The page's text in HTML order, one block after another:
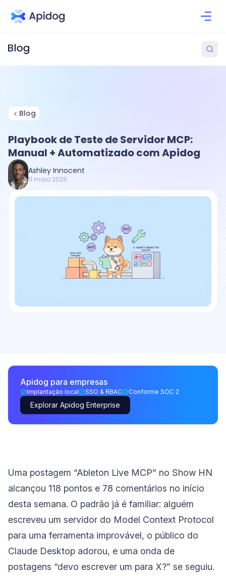
Blog
Playbook de Teste de Servidor MCP:
Manual + Automatizado com Apidog
Ashley Innocent
11 maio 2026
Apidog para empresas
Implantação local SSO & RBAC Conforme SOC 2
Explorar Apidog Enterprise
Uma postagem “Ableton Live MCP” no Show HN
alcançou 118 pontos e 78 comentários no início
desta semana. O padrão já é familiar: alguém
escreveu um servidor do Model Context Protocol
para uma ferramenta improvável, o público do
Claude Desktop adorou, e uma onda de
postagens “devo escrever um para X?” se seguiu.